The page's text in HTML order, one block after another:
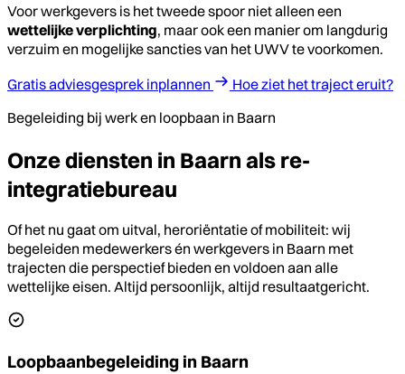
Voor werkgevers is het tweede spoor niet alleen een
wettelijke verplichting, maar ook een manier om langdurig
verzuim en mogelijke sancties van het UWV te voorkomen.
Gratis adviesgesprek inplannen
Hoe ziet het traject eruit?
Begeleiding bij werk en loopbaan in Baarn
Onze diensten in Baarn als re-
integratiebureau
Of het nu gaat om uitval, heroriëntatie of mobiliteit: wij
begeleiden medewerkers én werkgevers in Baarn met
trajecten die perspectief bieden en voldoen aan alle
wettelijke eisen. Altijd persoonlijk, altijd resultaatgericht.
Loopbaanbegeleiding in Baarn